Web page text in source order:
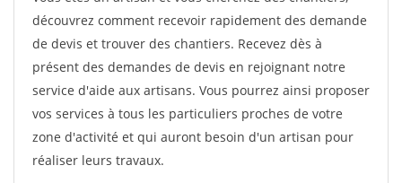
découvrez comment recevoir rapidement des demande
de devis et trouver des chantiers. Recevez dès à
présent des demandes de devis en rejoignant notre
service d'aide aux artisans. Vous pourrez ainsi proposer
vos services à tous les particuliers proches de votre
zone d'activité et qui auront besoin d'un artisan pour
réaliser leurs travaux.